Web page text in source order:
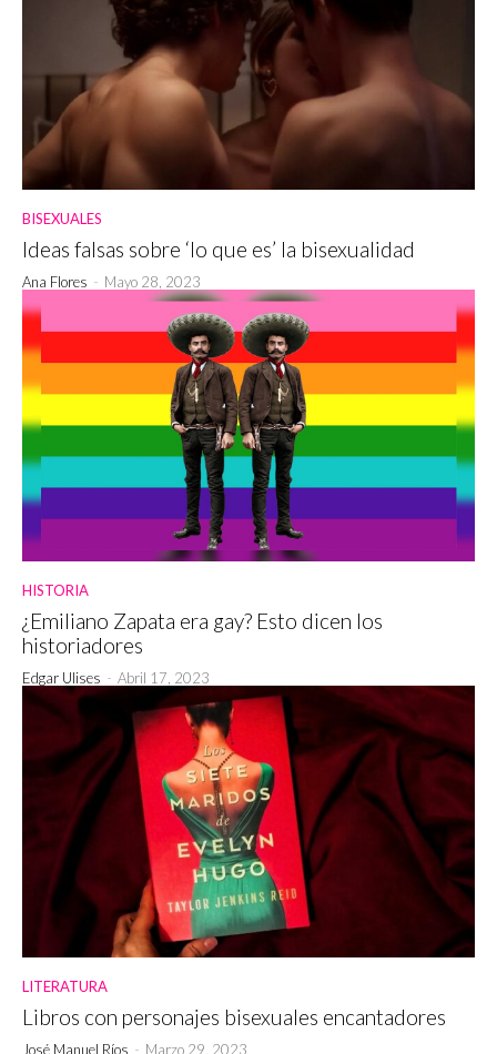
BISEXUALES
Ideas falsas sobre ‘lo que es’ la bisexualidad
Ana Flores - Mayo 28, 2023
HISTORIA
¿Emiliano Zapata era gay? Esto dicen los
historiadores
Edgar Ulises - Abril 17, 2023
LITERATURA
Libros con personajes bisexuales encantadores
José Manuel Ríos - Marzo 29, 2023